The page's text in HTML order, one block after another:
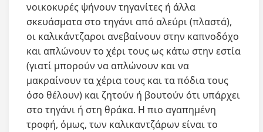
νοικοκυρές ψήνουν τηγανίτες ή άλλα
σκευάσματα στο τηγάνι από αλεύρι (πλαστά),
οι καλικάντζαροι ανεβαίνουν στην καπνοδόχο
και απλώνουν το χέρι τους ως κάτω στην εστία
(γιατί μπορούν να απλώνουν και να
μακραίνουν τα χέρια τους και τα πόδια τους
όσο θέλουν) και ζητούν ή βουτούν ότι υπάρχει
στο τηγάνι ή στη θράκα. Η πιο αγαπημένη
τροφή, όμως, των καλικαντζάρων είναι το